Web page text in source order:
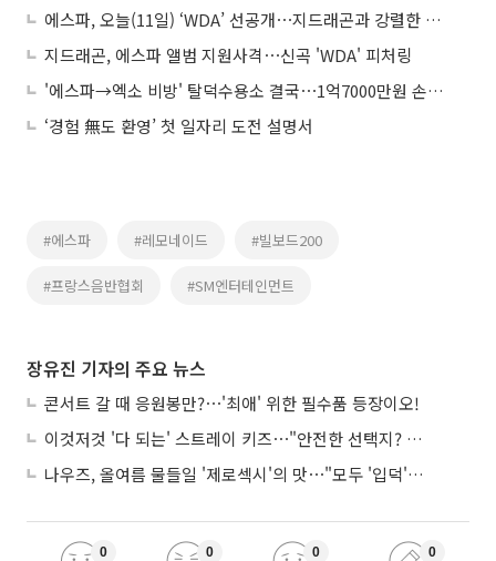
에스파, 오늘(11일) ‘WDA’ 선공개⋯지드래곤과 강렬한 시너지
지드래곤, 에스파 앨범 지원사격⋯신곡 'WDA' 피처링
'에스파→엑소 비방' 탈덕수용소 결국⋯1억7000만원 손해배상 판결
‘경험 無도 환영’ 첫 일자리 도전 설명서
#에스파 #레모네이드 #빌보드200
#프랑스음반협회 #SM엔터테인먼트
장유진 기자의 주요 뉴스
콘서트 갈 때 응원봉만?⋯'최애' 위한 필수품 등장이오!
이것저것 '다 되는' 스트레이 키즈⋯"안전한 선택지? 도전이 재밌죠"
나우즈, 올여름 물들일 '제로섹시'의 맛⋯"모두 '입덕'시킬 것"
0 0 0 0